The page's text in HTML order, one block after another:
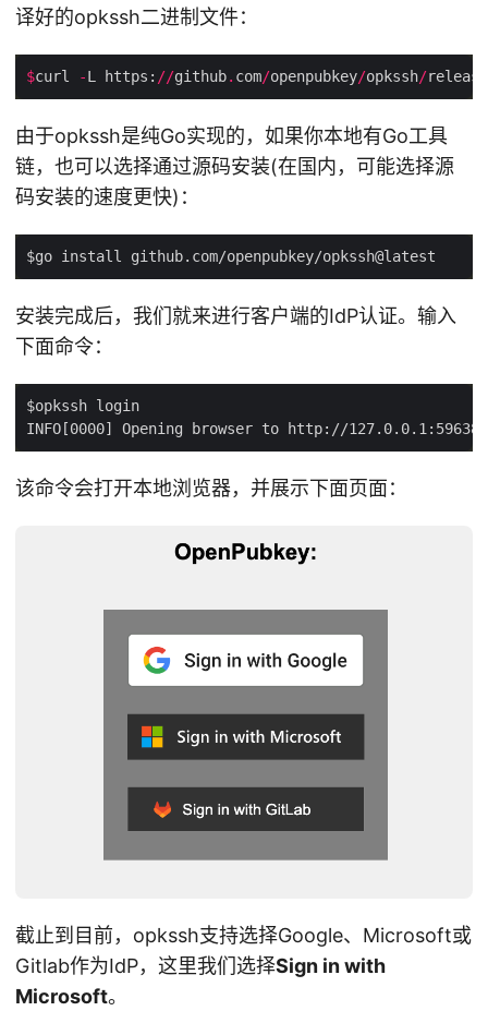
译好的opkssh二进制文件：
$curl -L https: //github. com/openpubkey/opkssh/
由于opkssh是纯Go实现的，如果你本地有Go工具
链，也可以选择通过源码安装(在国内，可能选择源
码安装的速度更快)：
安装完成后，我们就来进行客户端的IdP认证。输入
下面命令：
该命令会打开本地浏览器，并展示下面页面：
截止到目前，opkssh支持选择Google、Microsoft或
Gitlab作为IdP，这里我们选择Sign in with
Microsoft。